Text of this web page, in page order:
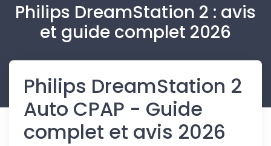
Philips DreamStation 2 : avis
et guide complet 2026
Philips DreamStation 2
Auto CPAP - Guide
complet et avis 2026